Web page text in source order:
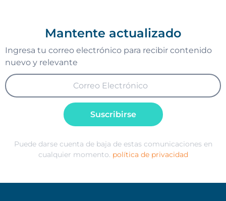
Mantente actualizado
Ingresa tu correo electrónico para recibir contenido
nuevo y relevante
Suscribirse
Puede darse cuenta de baja de estas comunicaciones en
cualquier momento. política de privacidad